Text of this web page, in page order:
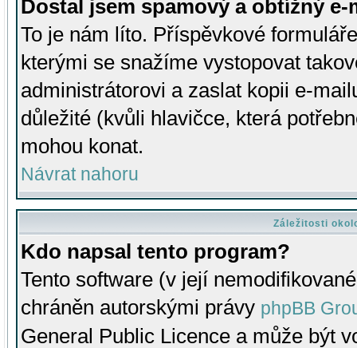
Dostal jsem spamový a obtížný
To je nám líto. Příspěvkové
kterými se snažíme vystopovat
administrátorovi a zaslat kopii e-
důležité (kvůli hlavičce, která
mohou konat.
Návrat nahoru
Záležitosti
Kdo napsal tento program?
Tento software (v její
chráněn autorskými právy phpBB
General Public Licence a může být